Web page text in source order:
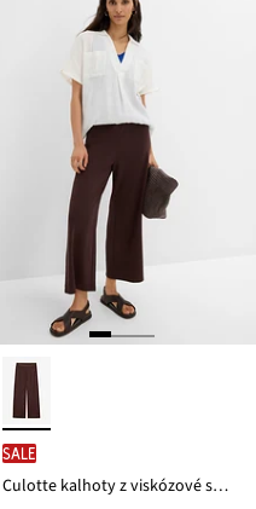
SALE
Culotte kalhoty z viskózové směsi